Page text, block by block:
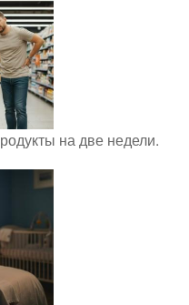
на две недели.